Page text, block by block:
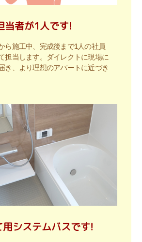
当者が1人です!
ら施工中、完成後まで1人の社員
担当します。ダイレクトに現場に
き、より理想のアパートに近づき
用システムバスです!